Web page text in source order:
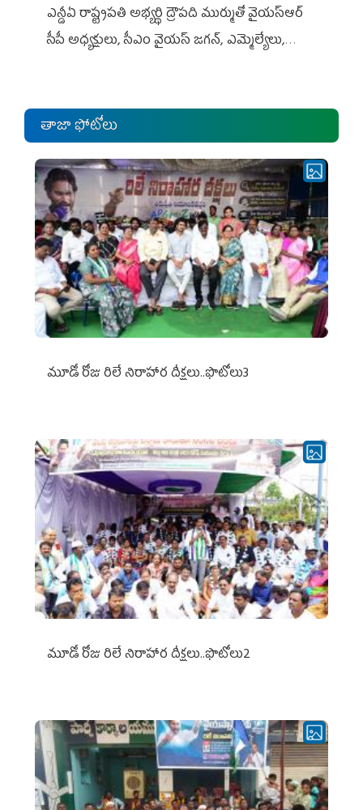
ఎన్డీఏ రాష్ట్ర‌ప‌తి అభ్య‌ర్థి ద్రౌప‌ది ముర్ముతో వైయ‌స్ఆర్
సీపీ అధ్య‌క్షులు, సీఎం వైయ‌స్ జ‌గ‌న్, ఎమ్మెల్యేలు,
తాజా ఫోటోలు
మూడో రోజు రిలే నిరాహార దీక్షలు..ఫొటోలు3
మూడో రోజు రిలే నిరాహార దీక్షలు..ఫొటోలు2